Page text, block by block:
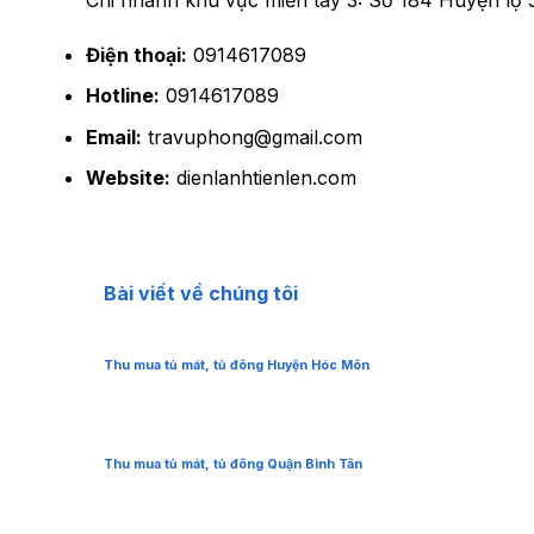
Điện thoại: 0914617089
Hotline: 0914617089
Email: travuphong@gmail.com
Website: dienlanhtienlen.com
Bài viết về chúng tôi
Thu mua tủ mát, tủ đông Huyện Hóc Môn
Thu mua tủ mát, tủ đông Quận Bình Tân